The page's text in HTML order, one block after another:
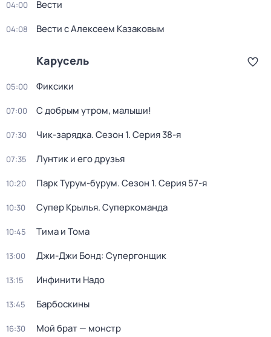
04:00 Вести
04:08 Вести с Алексеем Казаковым
Карусель
05:00 Фиксики
07:00 С добрым утром, малыши!
07:30 Чик-зарядка. Сезон 1. Серия 38-я
07:35 Лунтик и его друзья
10:20 Парк Турум-бурум. Сезон 1. Серия 57-я
10:30 Супер Крылья. Суперкоманда
10:45 Тима и Тома
13:00 Джи-Джи Бонд: Супергонщик
13:15 Инфинити Надо
13:45 Барбоскины
16:30 Мой брат — монстр